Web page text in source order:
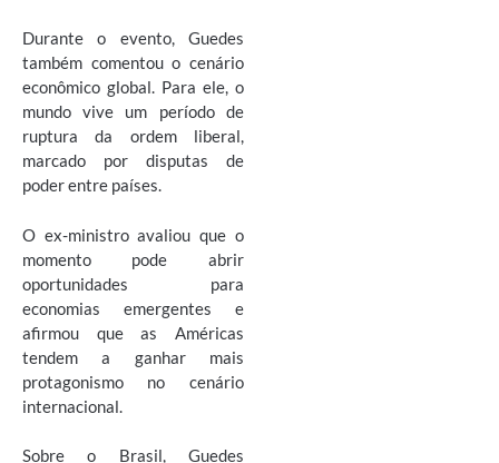
Durante o evento, Guedes
também comentou o cenário
econômico global. Para ele, o
mundo vive um período de
ruptura da ordem liberal,
marcado por disputas de
poder entre países.
O ex-ministro avaliou que o
momento pode abrir
oportunidades para
economias emergentes e
afirmou que as Américas
tendem a ganhar mais
protagonismo no cenário
internacional.
Sobre o Brasil, Guedes